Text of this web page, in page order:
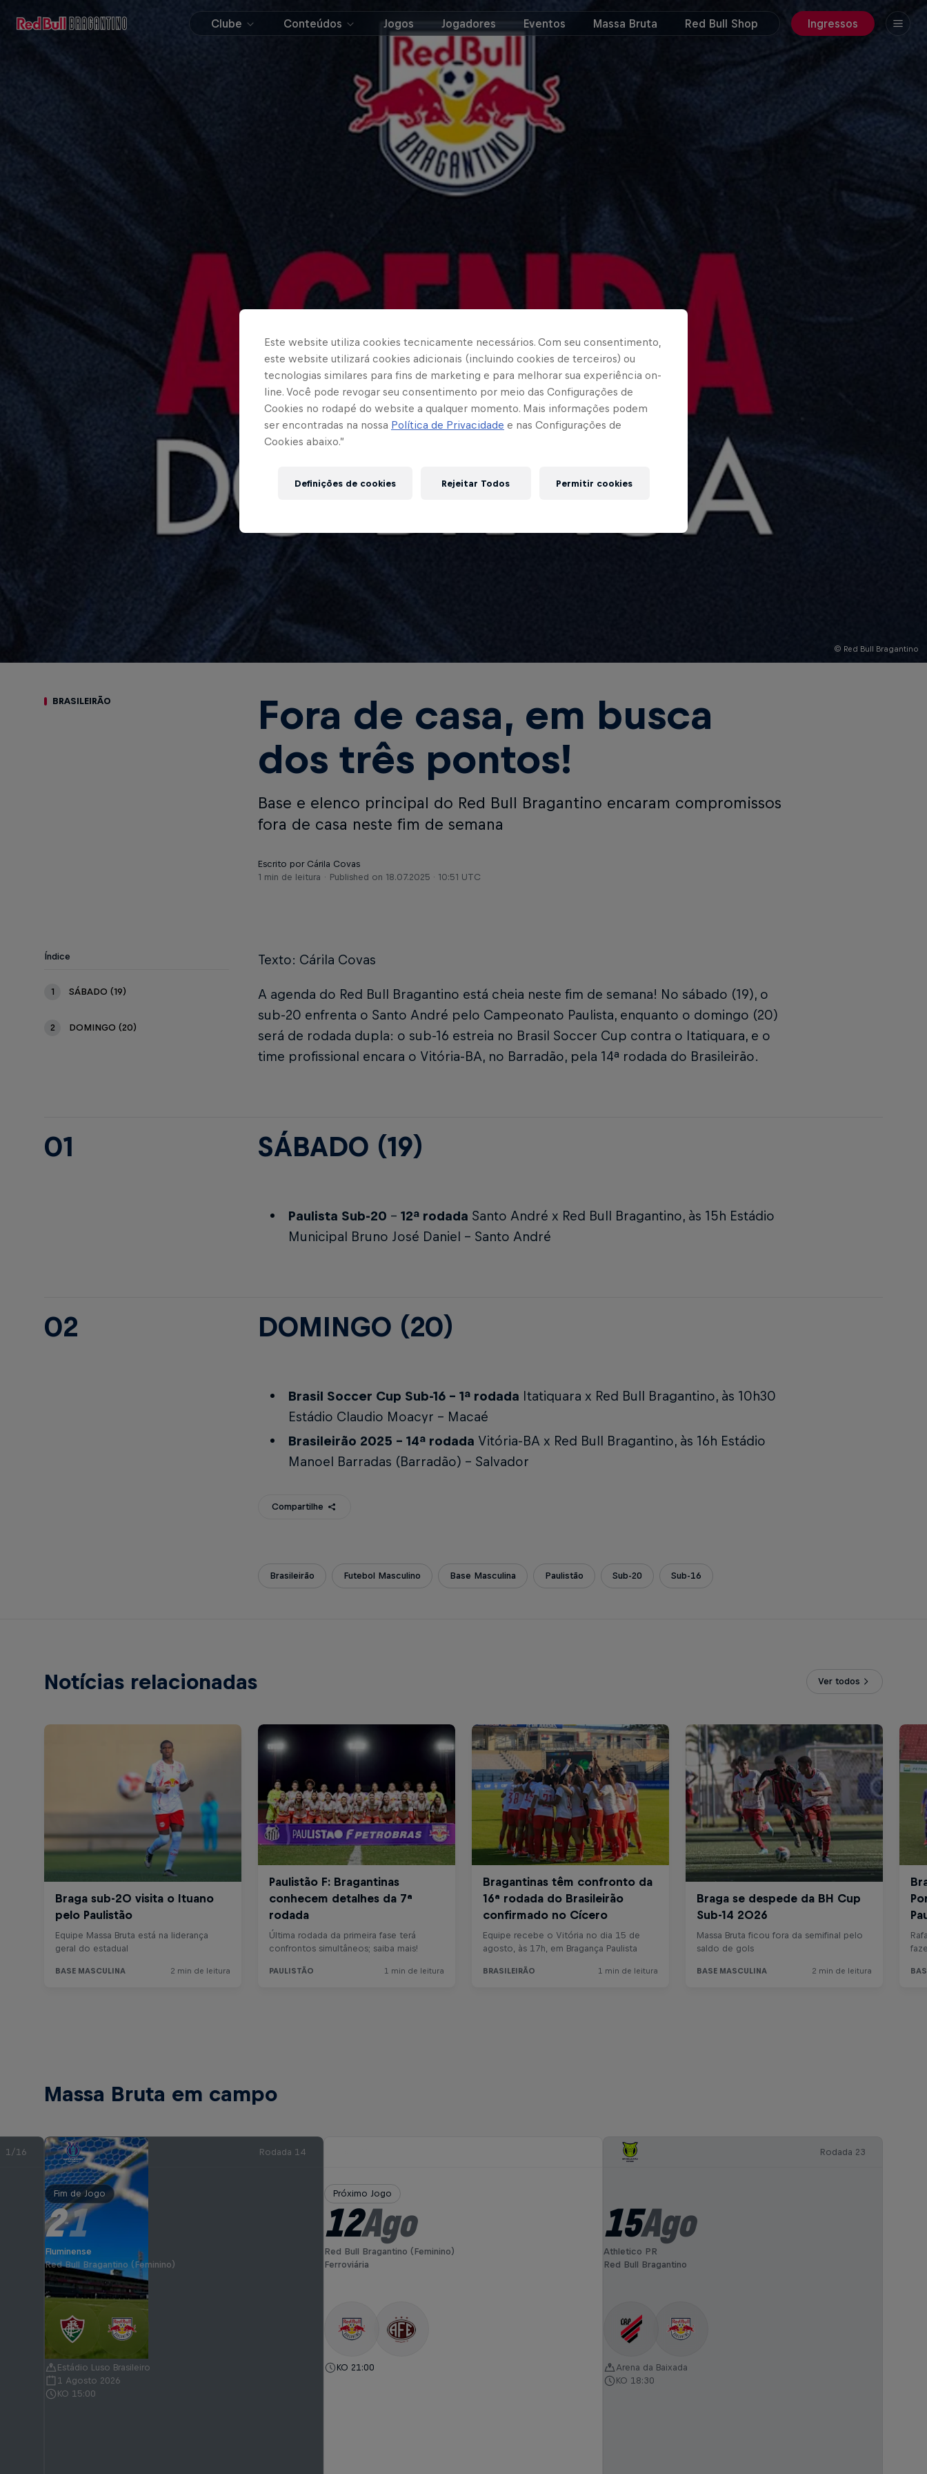
Clube Conteúdos Jogos Jogadores Eventos Massa Bruta Red Bull Shop Ingressos
© Red Bull Bragantino
BRASILEIRÃO
Fora de casa, em busca
dos três pontos!
Base e elenco principal do Red Bull Bragantino encaram compromissos
fora de casa neste fim de semana
Escrito por Cárila Covas
1 min de leitura
Published on 18.07.2025 · 10:51 UTC
Índice
1 SÁBADO (19)
2 DOMINGO (20)
Texto: Cárila Covas
A agenda do Red Bull Bragantino está cheia neste fim de semana! No sábado (19), o
sub-20 enfrenta o Santo André pelo Campeonato Paulista, enquanto o domingo (20)
será de rodada dupla: o sub-16 estreia no Brasil Soccer Cup contra o Itatiquara, e o
time profissional encara o Vitória-BA, no Barradão, pela 14ª rodada do Brasileirão.
01 SÁBADO (19)
Paulista Sub-20 - 12ª rodada Santo André x Red Bull Bragantino, às 15h Estádio
Municipal Bruno José Daniel - Santo André
02 DOMINGO (20)
Brasil Soccer Cup Sub-16 - 1ª rodada Itatiquara x Red Bull Bragantino, às 10h30
Estádio Claudio Moacyr - Macaé
Brasileirão 2025 - 14ª rodada Vitória-BA x Red Bull Bragantino, às 16h Estádio
Manoel Barradas (Barradão) - Salvador
Compartilhe
Brasileirão Futebol Masculino Base Masculina Paulistão Sub-20 Sub-16
Notícias relacionadas Ver todos
Massa Bruta em campo
1/16 Rodada 14
Fim de Jogo
2-1
Fluminense
Red Bull Bragantino (Feminino)
Estádio Luso Brasileiro
1 Agosto 2026
KO 15:00
Próximo Jogo
12Ago
Red Bull Bragantino (Feminino)
Ferroviária
KO 21:00
Rodada 23
15Ago
Athletico PR
Red Bull Bragantino
Arena da Baixada
KO 18:30
Este website utiliza cookies tecnicamente necessários. Com seu consentimento,
este website utilizará cookies adicionais (incluindo cookies de terceiros) ou
tecnologias similares para fins de marketing e para melhorar sua experiência on-
line. Você pode revogar seu consentimento por meio das Configurações de
Cookies no rodapé do website a qualquer momento. Mais informações podem
ser encontradas na nossa Política de Privacidade e nas Configurações de
Cookies abaixo.”
Definições de cookies Rejeitar Todos Permitir cookies